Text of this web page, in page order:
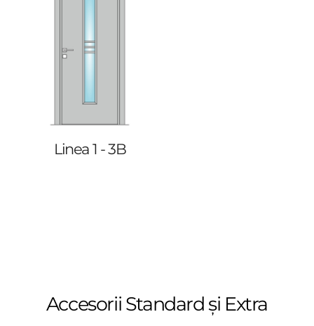
Linea 1 - 3B
Accesorii Standard și Extra